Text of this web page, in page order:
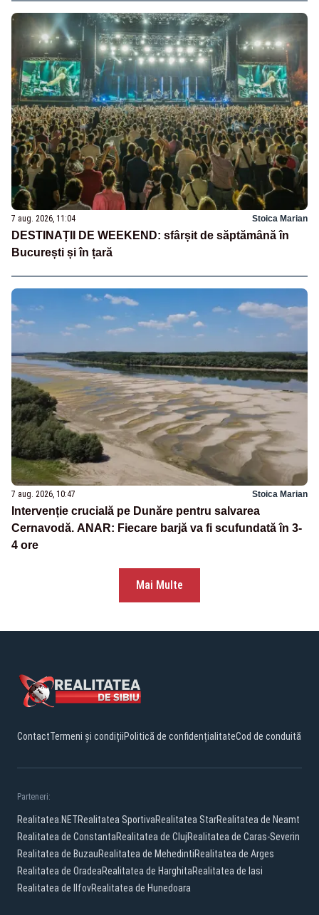
7 aug. 2026, 11:04 Stoica Marian
DESTINAȚII DE WEEKEND: sfârșit de săptămână în
București și în țară
7 aug. 2026, 10:47 Stoica Marian
Intervenție crucială pe Dunăre pentru salvarea
Cernavodă. ANAR: Fiecare barjă va fi scufundată în 3-
4 ore
Mai Multe
ContactTermeni și condițiiPolitică de confidențialitateCod de conduită
Parteneri:
Realitatea.NETRealitatea SportivaRealitatea StarRealitatea de Neamt
Realitatea de ConstantaRealitatea de ClujRealitatea de Caras-Severin
Realitatea de BuzauRealitatea de MehedintiRealitatea de Arges
Realitatea de OradeaRealitatea de HarghitaRealitatea de Iasi
Realitatea de IlfovRealitatea de Hunedoara